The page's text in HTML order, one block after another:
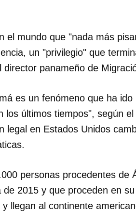
INICIAR SESIÓN CANCELAR
el mundo que "nada más
un "privilegio" que
panameño de
es un fenómeno que ha ido
los últimos tiempos", según
legal en Estados Unidos
personas procedentes de
2015 y que proceden en
llegan al continente